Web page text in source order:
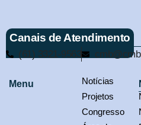
Canais de Atendimento
(61) 3321-9563
Menu
Notícias
Projetos
Congresso